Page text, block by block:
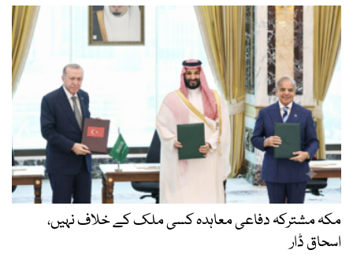
مکہ مشترکہ دفاعی معاہدہ کسی ملک کے خلاف نہیں،
اسحاق ڈار